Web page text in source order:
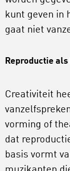
kunt geven in
gaat niet
Reproductie
Creativiteit
vorming of
dat
basis vormt